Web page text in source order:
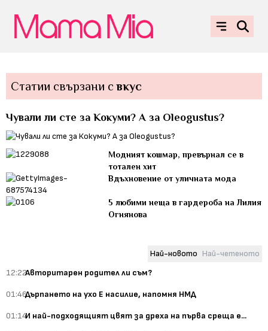
Статии свързани свкус
Чували ли сте за Кокуми? А за Oleogustus?
Модният кошмар, превърнал се в
тотален хит
Вдъхновение от уличната мода
5 любими неща в гардероба на Лилия
Огнянова
Най-новото Най-четеното
12:22Авторитарен родител ли съм?
01:46Дърпането на ухо Е насилие, напомня НМД
01:14И най-подходящият цвят за дреха на първа среща е...